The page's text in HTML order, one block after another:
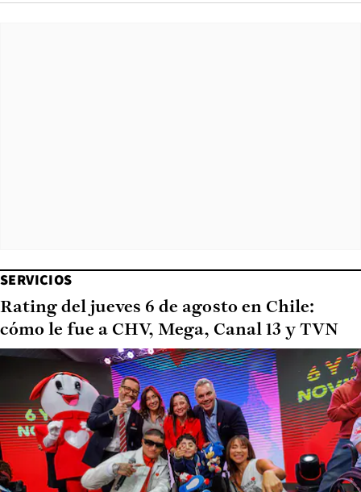
SERVICIOS
Rating del jueves 6 de agosto en Chile:
cómo le fue a CHV, Mega, Canal 13 y TVN